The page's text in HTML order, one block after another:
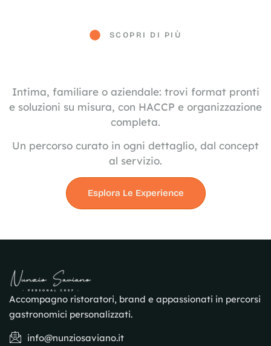
SCOPRI DI PIÙ
Intima, familiare o aziendale: trovi format pronti
e soluzioni su misura, con HACCP e organizzazione
completa.
Un percorso curato in ogni dettaglio, dal concept
al servizio.
Esplora Le Experience
Accompagno ristoratori, brand e appassionati in percorsi
gastronomici personalizzati.
info@nunziosaviano.it